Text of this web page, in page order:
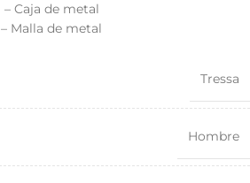
– Caja de metal
– Malla de metal
Tressa
Hombre